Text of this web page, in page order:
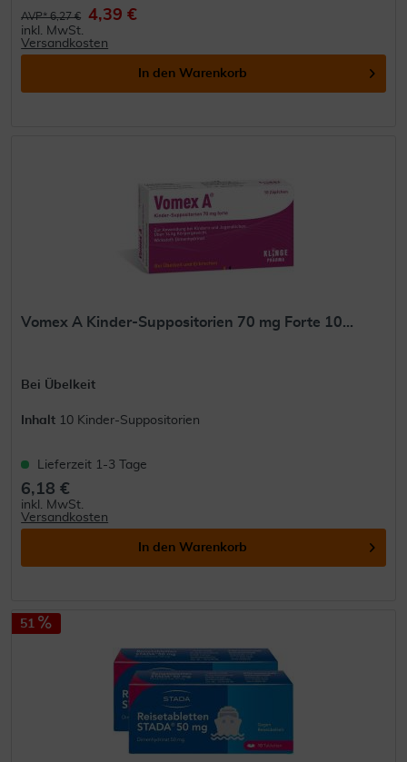
AVP* 6,27 € 4,39 €
inkl. MwSt.
Versandkosten
In den Warenkorb
Vomex A Kinder-Suppositorien 70 mg Forte 10...
Bei Übelkeit
Inhalt 10 Kinder-Suppositorien
Lieferzeit 1-3 Tage
6,18 €
inkl. MwSt.
Versandkosten
In den Warenkorb
51